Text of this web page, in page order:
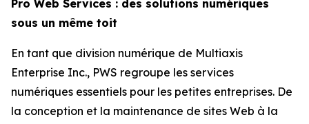
Pro Web Services : des solutions numériques
sous un même toit
En tant que division numérique de Multiaxis
Enterprise Inc., PWS regroupe les services
numériques essentiels pour les petites entreprises. De
la conception et la maintenance de sites Web à la